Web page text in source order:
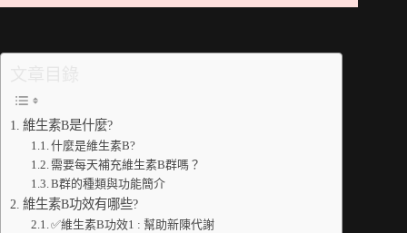
維生素B是什麼?
什麼是維生素B?
需要每天補充維生素B群嗎？
B群的種類與功能簡介
維生素B功效有哪些?
✅維生素B功效1 : 幫助新陳代謝